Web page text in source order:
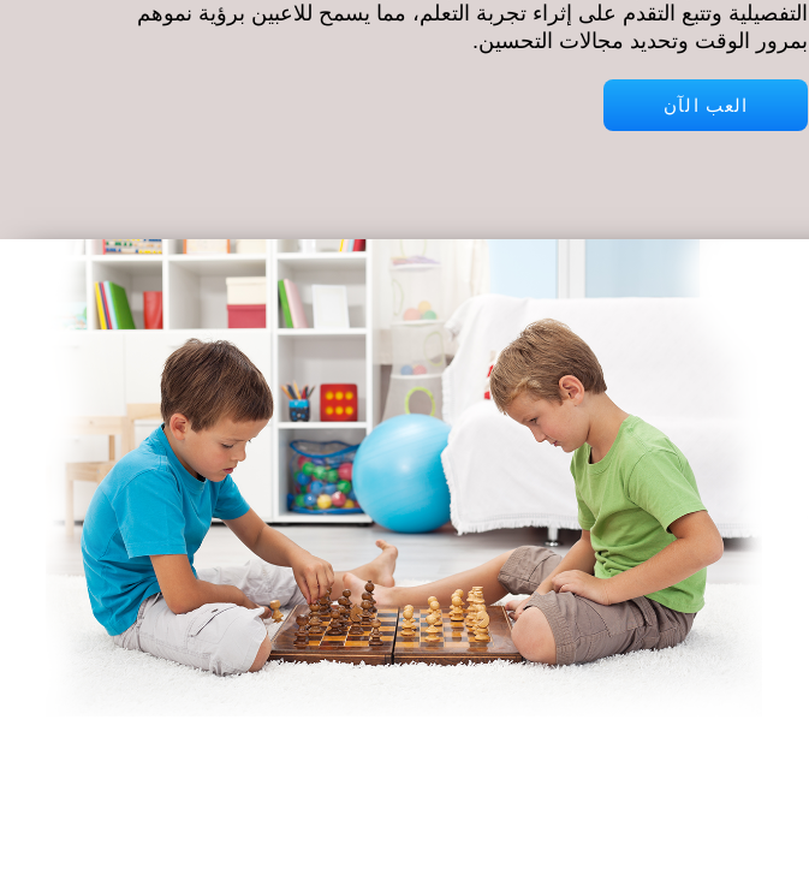
التفصيلية وتتبع التقدم على إثراء تجربة التعلم، مما يسمح للاعبين برؤية نموهم
بمرور الوقت وتحديد مجالات التحسين.
العب الآن